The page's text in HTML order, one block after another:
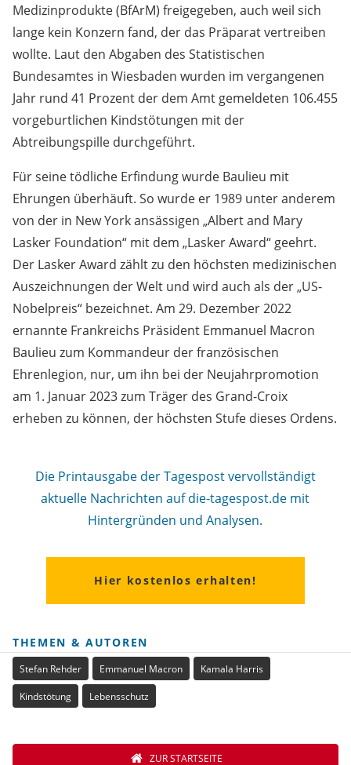
Medizinprodukte (BfArM) freigegeben, auch weil sich
lange kein Konzern fand, der das Präparat vertreiben
wollte. Laut den Abgaben des Statistischen
Bundesamtes in Wiesbaden wurden im vergangenen
Jahr rund 41 Prozent der dem Amt gemeldeten 106.455
vorgeburtlichen Kindstötungen mit der
Abtreibungspille durchgeführt.
Für seine tödliche Erfindung wurde Baulieu mit
Ehrungen überhäuft. So wurde er 1989 unter anderem
von der in New York ansässigen „Albert and Mary
Lasker Foundation“ mit dem „Lasker Award“ geehrt.
Der Lasker Award zählt zu den höchsten medizinischen
Auszeichnungen der Welt und wird auch als der „US-
Nobelpreis“ bezeichnet. Am 29. Dezember 2022
ernannte Frankreichs Präsident Emmanuel Macron
Baulieu zum Kommandeur der französischen
Ehrenlegion, nur, um ihn bei der Neujahrpromotion
am 1. Januar 2023 zum Träger des Grand-Croix
erheben zu können, der höchsten Stufe dieses Ordens.
Die Printausgabe der Tagespost vervollständigt
aktuelle Nachrichten auf die-tagespost.de mit
Hintergründen und Analysen.
Hier kostenlos erhalten!
THEMEN & AUTOREN
Stefan Rehder Emmanuel Macron Kamala Harris
Kindstötung Lebensschutz
ZUR STARTSEITE